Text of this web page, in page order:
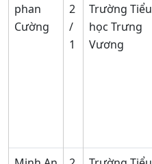
phan
Cường
2
/
1
Trường Tiểu
học Trưng
Vương